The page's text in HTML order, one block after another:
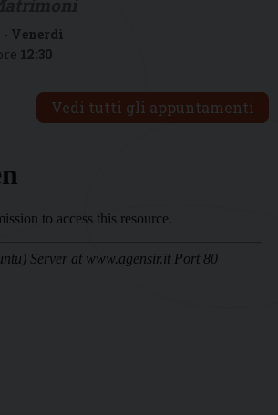
- Venerdì
12:30
Vedi tutti gli appuntamenti